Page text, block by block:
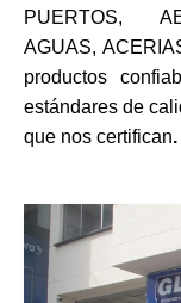
PUERTOS,
AGUAS,
productos
estándares de
que nos certifican.